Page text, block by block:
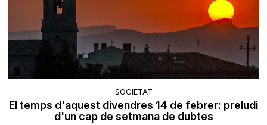
SOCIETAT
El temps d'aquest divendres 14 de febrer: preludi
d'un cap de setmana de dubtes